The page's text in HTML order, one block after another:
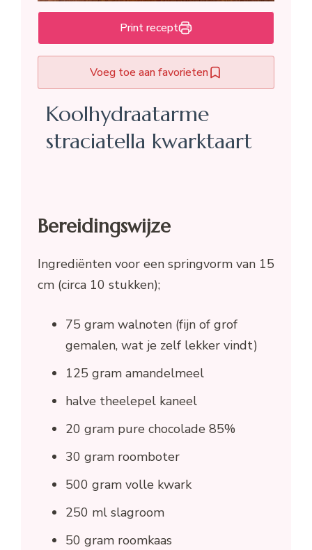
Print recept
Voeg toe aan favorieten
Koolhydraatarme
straciatella kwarktaart
Bereidingswijze
Ingrediënten voor een springvorm van 15
cm (circa 10 stukken);
75 gram walnoten (fijn of grof
gemalen, wat je zelf lekker vindt)
125 gram amandelmeel
halve theelepel kaneel
20 gram pure chocolade 85%
30 gram roomboter
500 gram volle kwark
250 ml slagroom
50 gram roomkaas